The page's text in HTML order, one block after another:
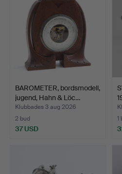
BAROMETER, bordsmodell,
jugend, Hahn & Löc…
Klubbades 3 aug 2026
2 bud
37 USD
1